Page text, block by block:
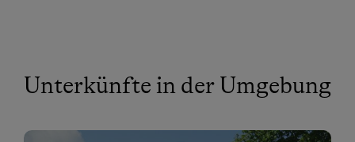
Unterkünfte in der Umgebung